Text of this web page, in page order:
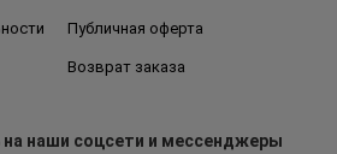
Публичная оферта
Возврат заказа
на наши соцсети и мессенджеры